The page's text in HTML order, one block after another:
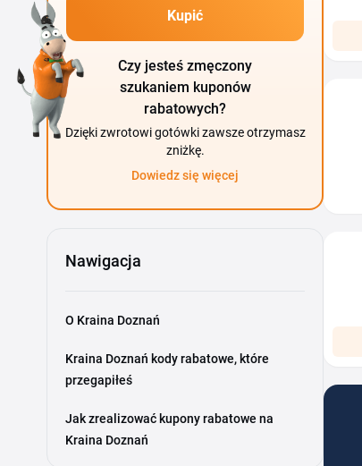
Kupić
Czy jesteś zmęczony
szukaniem kuponów
rabatowych?
Dzięki zwrotowi gotówki zawsze otrzymasz
zniżkę.
Dowiedz się więcej
Nawigacja
O Kraina Doznań
Kraina Doznań kody rabatowe, które
przegapiłeś
Jak zrealizować kupony rabatowe na
Kraina Doznań